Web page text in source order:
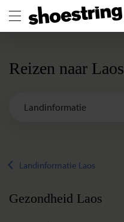
Reizen naar Laos
Landinformatie Laos
Gezondheid Laos